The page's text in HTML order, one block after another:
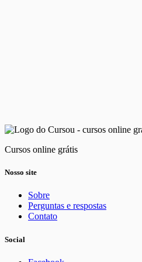
Cursos online grátis
Nosso site
Sobre
Perguntas e respostas
Contato
Social